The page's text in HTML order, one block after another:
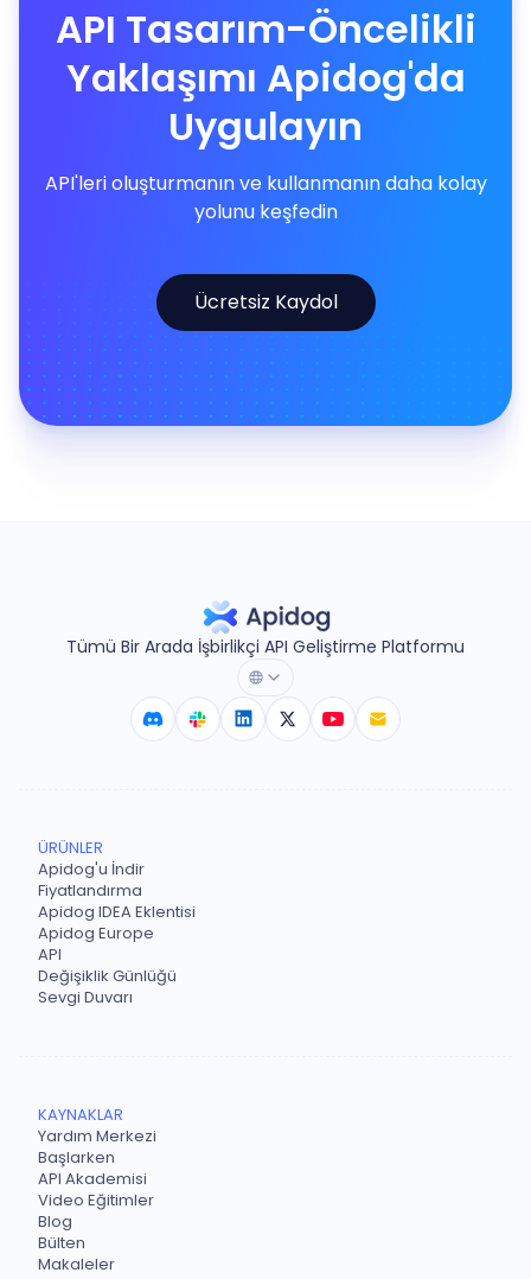
API Tasarım-Öncelikli
Yaklaşımı Apidog'da
Uygulayın
API'leri oluşturmanın ve kullanmanın daha kolay
yolunu keşfedin
Ücretsiz Kaydol
Tümü Bir Arada İşbirlikçi API Geliştirme Platformu
ÜRÜNLER
Apidog'u İndir
Fiyatlandırma
Apidog IDEA Eklentisi
Apidog Europe
API
Değişiklik Günlüğü
Sevgi Duvarı
KAYNAKLAR
Yardım Merkezi
Başlarken
API Akademisi
Video Eğitimler
Blog
Bülten
Makaleler